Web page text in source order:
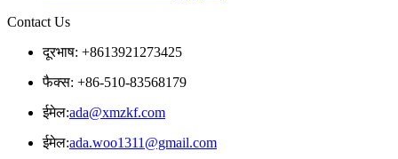
Contact Us
दूरभाष: +8613921273425
फैक्स: +86-510-83568179
ईमेल:ada@xmzkf.com
ईमेल:ada.woo1311@gmail.com